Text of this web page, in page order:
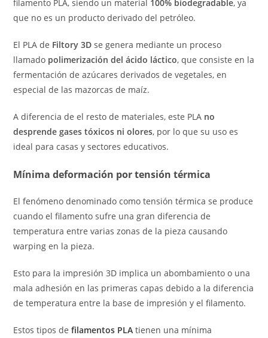
filamento PLA, siendo un material 100% biodegradable, ya
que no es un producto derivado del petróleo.
El PLA de Filtory 3D se genera mediante un proceso
llamado polimerización del ácido láctico, que consiste en la
fermentación de azúcares derivados de vegetales, en
especial de las mazorcas de maíz.
A diferencia de el resto de materiales, este PLA no
desprende gases tóxicos ni olores, por lo que su uso es
ideal para casas y sectores educativos.
Mínima deformación por tensión térmica
El fenómeno denominado como tensión térmica se produce
cuando el filamento sufre una gran diferencia de
temperatura entre varias zonas de la pieza causando
warping en la pieza.
Esto para la impresión 3D implica un abombamiento o una
mala adhesión en las primeras capas debido a la diferencia
de temperatura entre la base de impresión y el filamento.
Estos tipos defilamentos PLA tienen una mínima